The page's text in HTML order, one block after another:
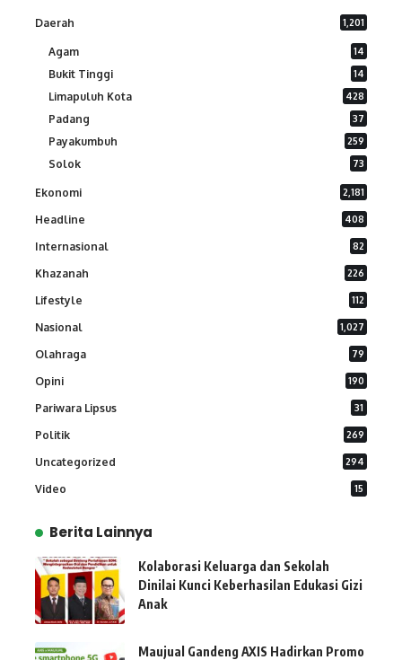
Daerah 1,201
Agam 14
Bukit Tinggi 14
Limapuluh Kota 428
Padang 37
Payakumbuh 259
Solok 73
Ekonomi 2,181
Headline 408
Internasional 82
Khazanah 226
Lifestyle 112
Nasional 1,027
Olahraga 79
Opini 190
Pariwara Lipsus 31
Politik 269
Uncategorized 294
Video 15
Berita Lainnya
Kolaborasi Keluarga dan Sekolah
Dinilai Kunci Keberhasilan Edukasi Gizi
Anak
Maujual Gandeng AXIS Hadirkan Promo